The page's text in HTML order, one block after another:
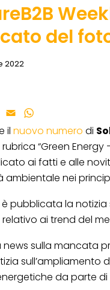
del
2022
Twitter
Email
il nuovo numero di
“Green Energy
ai fatti e alle
ambientale nei
pubblicata la notizia
relativo ai trend del
news sulla mancata
da parte di